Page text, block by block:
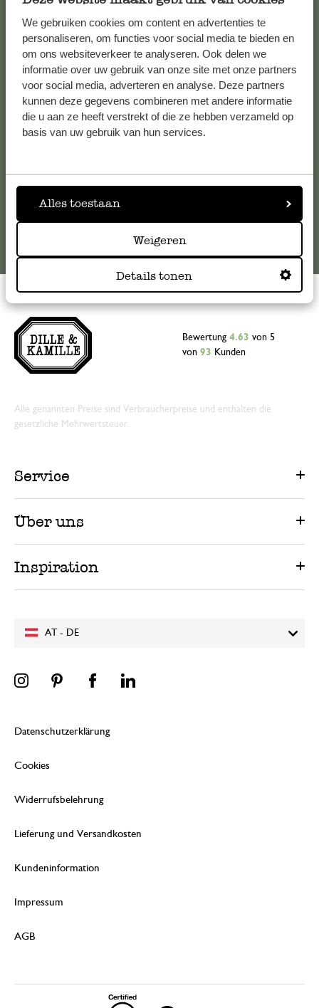
We gebruiken cookies om content en advertenties te
personaliseren, om functies voor social media te bieden en
om ons websiteverkeer te analyseren. Ook delen we
informatie over uw gebruik van onze site met onze partners
voor social media, adverteren en analyse. Deze partners
kunnen deze gegevens combineren met andere informatie
die u aan ze heeft verstrekt of die ze hebben verzameld op
basis van uw gebruik van hun services.
Alles toestaan
Weigeren
Details tonen
Kundenservice/Hilfe
Falls Sie Fragen haben oder Tipps und Hilfe brauchen, wenden
Sie sich bitte an unseren Kundenservice. Oder lesen Sie hier
die Antworten aufhäufig gestellte Fragen.
Online-Kundenservice
AT - DE
Bewertung 4.63 von 5
von 93 Kunden
Alle genannten Preise sind Verbraucherpreise und enthalten die
gesetzliche Mehrwertsteuer.
Service
Über uns
Inspiration
Datenschutzerklärung
Cookies
Widerrufsbelehrung
Lieferung und Versandkosten
Kundeninformation
Impressum
AGB